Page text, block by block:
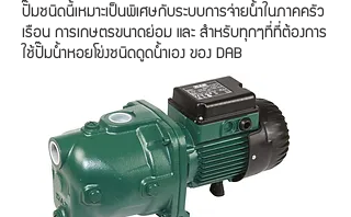
ปั๊มชนิดนี้เหมาะเป็นพิเศษกับระบบการจ่ายน้ำในภาคครัว
เรือน การเกษตรขนาดย่อม และ สำหรับทุกๆที่ที่ต้องการ
ใช้ปั๊มน้ำหอยโข่งชนิดดูดน้ำเอง ของ DAB